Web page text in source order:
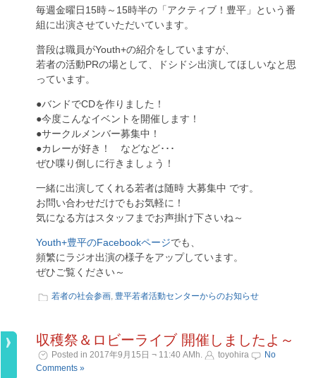
毎週金曜日15時～15時半の「アクティブ！豊平」という番
組に出演させていただいています。
普段は職員がYouth+の紹介をしていますが、
若者の活動PRの場として、ドシドシ出演してほしいなと思
っています。
●バンドでCDを作りました！
●今度こんなイベントを開催します！
●サークルメンバー募集中！
●カレーが好き！ などなど･･･
ぜひ喋り倒しに行きましょう！
一緒に出演してくれる若者は随時 大募集中 です。
お問い合わせだけでもお気軽に！
気になる方はスタッフまでお声掛け下さいね～
Youth+豊平のFacebookページでも、
頻繁にラジオ出演の様子をアップしています。
ぜひご覧ください～
若者の社会参画, 豊平若者活動センターからのお知らせ
収穫祭＆ロビーライブ 開催しましたよ～
Posted in 2017年9月15日 ¬ 11:40 AMh. toyohira
No
Comments »